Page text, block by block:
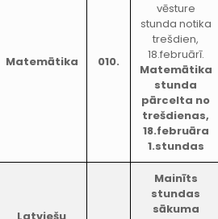
Matemātika 010.
vēsture
stunda notika
trešdien,
18.februārī.
Matemātika
stunda
pārcelta no
trešdienas,
18.februāra
1.stundas
Mainīts
stundas
sākuma